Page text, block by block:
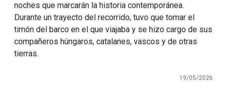
noches que marcarán la historia contemporánea.
Durante un trayecto del recorrido, tuvo que tomar el
timón del barco en el que viajaba y se hizo cargo de sus
compañeros húngaros, catalanes, vascos y de otras
tierras.
19/05/2026